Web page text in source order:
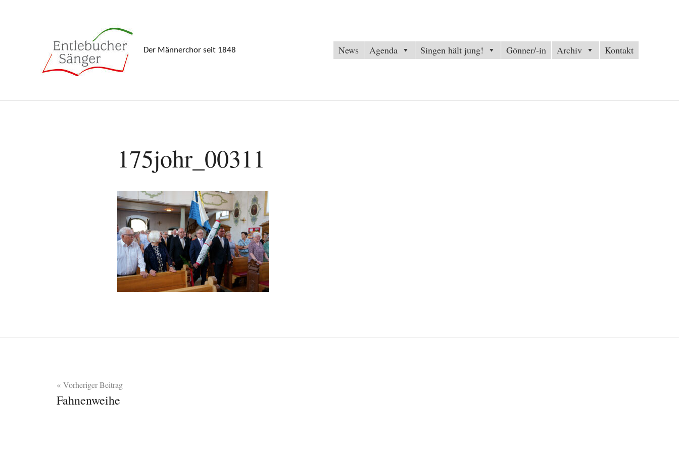
Der Männerchor seit 1848 News Agenda Singen hält jung! Gönner/-in Archiv Kontakt
175johr_00311
Beitragsnavigation
Vorheriger Beitrag
Fahnenweihe